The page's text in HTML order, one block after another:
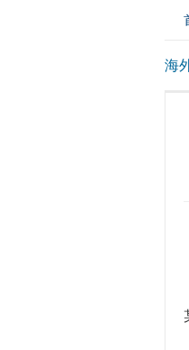
海